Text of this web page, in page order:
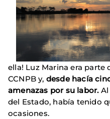
ella! Luz Marina era parte
CCNPB y, desde hacía
amenazas por su labor.Al
del Estado, había tenido
ocasiones.